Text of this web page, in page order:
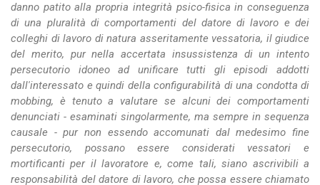
danno patito alla propria integrità psico-fisica in conseguenza
di una pluralità di comportamenti del datore di lavoro e dei
colleghi di lavoro di natura asseritamente vessatoria, il giudice
del merito, pur nella accertata insussistenza di un intento
persecutorio idoneo ad unificare tutti gli episodi addotti
dall'interessato e quindi della configurabilità di una condotta di
mobbing, è tenuto a valutare se alcuni dei comportamenti
denunciati - esaminati singolarmente, ma sempre in sequenza
causale - pur non essendo accomunati dal medesimo fine
persecutorio, possano essere considerati vessatori e
mortificanti per il lavoratore e, come tali, siano ascrivibili a
responsabilità del datore di lavoro, che possa essere chiamato